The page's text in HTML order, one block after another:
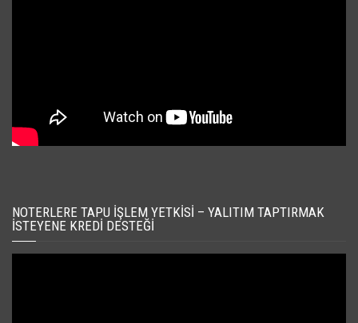
NOTERLERE TAPU İŞLEM YETKISI – YALITIM TAPTIRMAK
İSTEYENE KREDI DESTEĞI